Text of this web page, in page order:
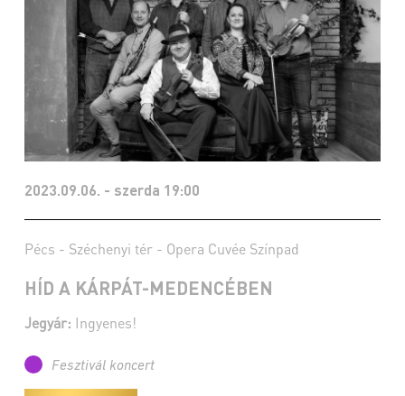
2023.09.06. - szerda 19:00
Pécs - Széchenyi tér - Opera Cuvée Színpad
HÍD A KÁRPÁT-MEDENCÉBEN
Jegyár: Ingyenes!
Fesztivál koncert